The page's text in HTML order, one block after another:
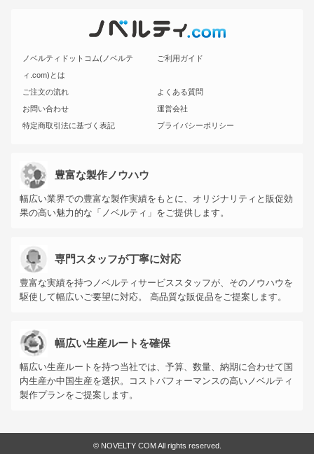
ノベルティドットコム(ノベルテ
ィ.com)とは
ご利用ガイド
ご注文の流れ
よくある質問
お問い合わせ
運営会社
特定商取引法に基づく表記
プライバシーポリシー
豊富な製作ノウハウ
幅広い業界での豊富な製作実績をもとに、オリジナリティと販促効
果の高い魅力的な「ノベルティ」をご提供します。
専門スタッフが丁寧に対応
豊富な実績を持つノベルティサービススタッフが、そのノウハウを
駆使して幅広いご要望に対応。 高品質な販促品をご提案します。
幅広い生産ルートを確保
幅広い生産ルートを持つ当社では、予算、数量、納期に合わせて国
内生産か中国生産を選択。コストパフォーマンスの高いノベルティ
製作プランをご提案します。
© NOVELTY COM All rights reserved.